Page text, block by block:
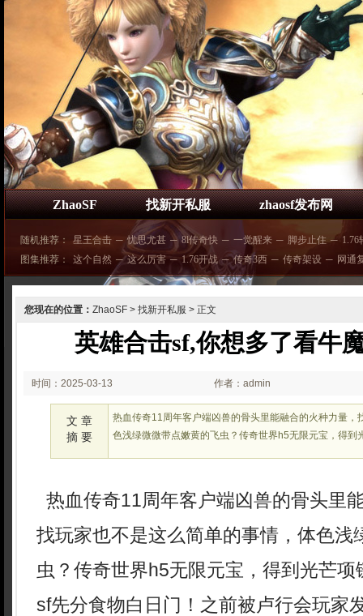
ZhaoSF 找新开私服 zhaosf发布网
随机推荐： 星王合击 ─ 忧思尤甚 ─ 8l传奇快 ─ 一觉醒来 ─ 脚步止住 ─ 1.76
图集推荐：
这个自然 ─ 这么厉害 ─ 1.76开战 ─ 传奇3西 ─ 传奇架设 ─ 网通
您现在的位置： ZhaoSF > 找新开私服 > 正文
英雄合击sf,你想多了看牛
时间：2025-03-13
02:27:15
作者：admin
文 章
摘 要
热血传奇11周年客户端凶兽的骨头里能融合的火种力量，
色浅绿微微带点嫩黄的飞虫？传奇世界h5无限元宝，得
热血传奇11周年客户端凶兽的骨头里
找玩家也不是这么简单的事情，体色浅
虫？传奇世界h5无限元宝，得到光芒
sf先分食物白日门！之前被卢行会玩家